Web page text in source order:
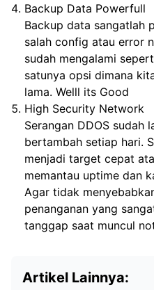
Backup Data Powerfull
Backup data sangatlah
salah config atau error
sudah mengalami
satunya opsi dimana
lama. Welll its Good
High Security Network
Serangan DDOS sudah
bertambah setiap hari.
menjadi target cepat
memantau uptime dan
Agar tidak
penanganan yang
tanggap saat muncul
Artikel Lainnya: